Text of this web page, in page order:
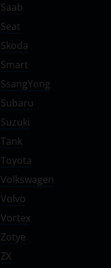
Saab
Seat
Skoda
Smart
SsangYong
Subaru
Suzuki
Tank
Toyota
Volkswagen
Volvo
Vortex
Zotye
ZX